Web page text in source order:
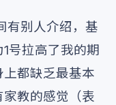
有别人介绍，基
号拉高了我的期
都缺乏最基本
教的感觉（表